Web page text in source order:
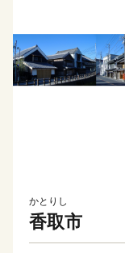
かとりし
香取市